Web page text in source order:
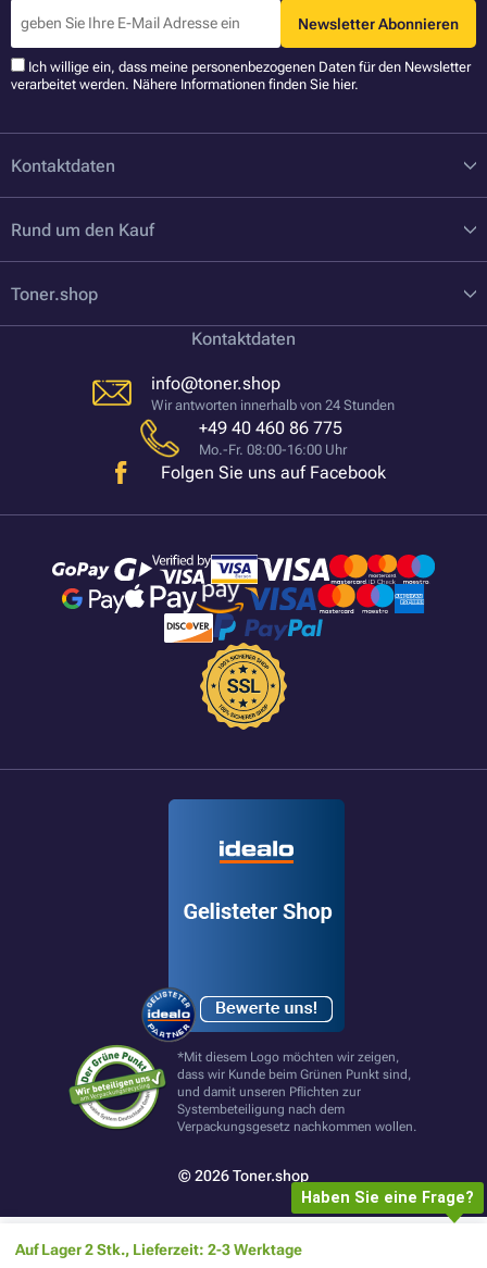
Auf Lager 2 Stk., Lieferzeit: 2-3 Werktage
Newsletter Abonnieren
Ich willige ein, dass meine personenbezogenen Daten für den Newsletter
verarbeitet werden. Nähere Informationen finden Sie hier.
Kontaktdaten
Rund um den Kauf
Toner.shop
Kontaktdaten
info@toner.shop
Wir antworten innerhalb von 24 Stunden
+49 40 460 86 775
Mo.-Fr. 08:00-16:00 Uhr
Folgen Sie uns auf Facebook
*Mit diesem Logo möchten wir zeigen,
dass wir Kunde beim Grünen Punkt sind,
und damit unseren Pflichten zur
Systembeteiligung nach dem
Verpackungsgesetz nachkommen wollen.
© 2026 Toner.shop
Haben Sie eine Frage?